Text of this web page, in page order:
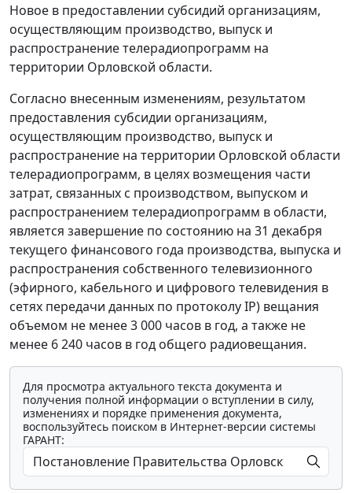
Новое в предоставлении субсидий организациям,
осуществляющим производство, выпуск и
распространение телерадиопрограмм на
территории Орловской области.
Согласно внесенным изменениям, результатом
предоставления субсидии организациям,
осуществляющим производство, выпуск и
распространение на территории Орловской области
телерадиопрограмм, в целях возмещения части
затрат, связанных с производством, выпуском и
распространением телерадиопрограмм в области,
является завершение по состоянию на 31 декабря
текущего финансового года производства, выпуска и
распространения собственного телевизионного
(эфирного, кабельного и цифрового телевидения в
сетях передачи данных по протоколу IP) вещания
объемом не менее 3 000 часов в год, а также не
менее 6 240 часов в год общего радиовещания.
Для просмотра актуального текста документа и
получения полной информации о вступлении в силу,
изменениях и порядке применения документа,
воспользуйтесь поиском в Интернет-версии системы
ГАРАНТ: